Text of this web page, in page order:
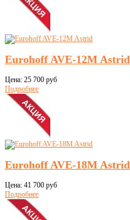
Eurohoff AVE-12M Astrid
Цена: 25 700 руб
Подробнее
Eurohoff AVE-18M Astrid
Цена: 41 700 руб
Подробнее